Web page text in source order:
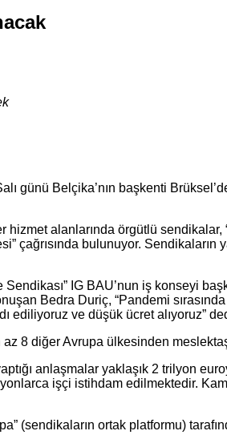
günü Belçika’nın başkenti
alanlarında örgütlü sendikalar,
bulunuyor. Sendikaların
IG BAU’nun iş konseyi
Bedra Duriç, “Pandemi
ediliyoruz ve düşük ücret alıyoruz”
8 diğer Avrupa ülkesinden
anlaşmalar yaklaşık 2 trilyon
işçi istihdam edilmektedir.
(sendikaların ortak platformu)